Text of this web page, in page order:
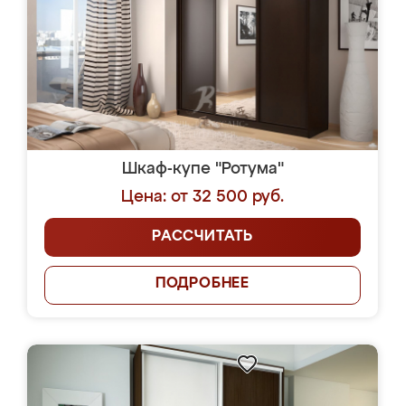
Шкаф-купе "Ротума"
Цена: от 32 500 руб.
РАССЧИТАТЬ
ПОДРОБНЕЕ